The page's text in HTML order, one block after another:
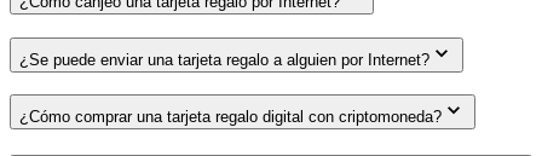
¿Se puede enviar una tarjeta regalo a alguien por Internet?
¿Cómo comprar una tarjeta regalo digital con criptomoneda?